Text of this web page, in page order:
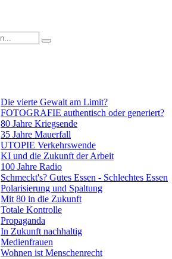
Die vierte Gewalt am Limit?
FOTOGRAFIE authentisch oder generiert?
80 Jahre Kriegsende
35 Jahre Mauerfall
UTOPIE Verkehrswende
KI und die Zukunft der Arbeit
100 Jahre Radio
Schmeckt's? Gutes Essen - Schlechtes Essen
Polarisierung und Spaltung
Mit 80 in die Zukunft
Totale Kontrolle
Propaganda
In Zukunft nachhaltig
Medienfrauen
Wohnen ist Menschenrecht